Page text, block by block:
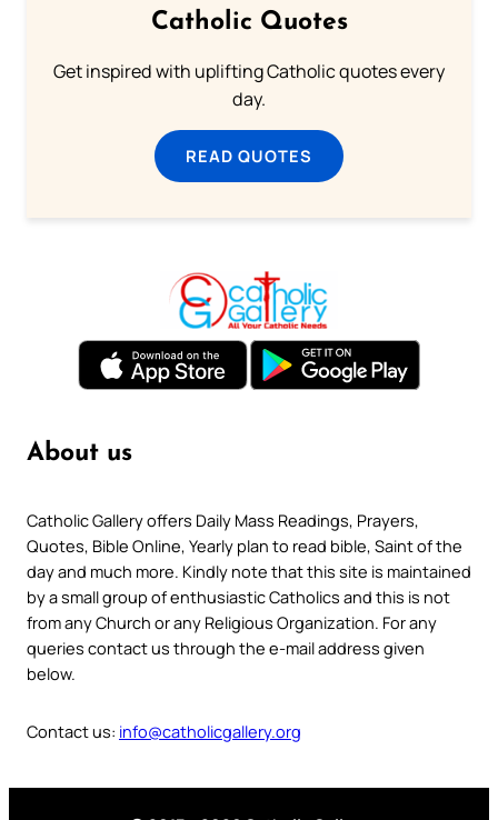
Catholic Quotes
Get inspired with uplifting Catholic quotes every
day.
READ QUOTES
About us
Catholic Gallery offers Daily Mass Readings, Prayers,
Quotes, Bible Online, Yearly plan to read bible, Saint of the
day and much more. Kindly note that this site is maintained
by a small group of enthusiastic Catholics and this is not
from any Church or any Religious Organization. For any
queries contact us through the e-mail address given
below.
Contact us: info@catholicgallery.org